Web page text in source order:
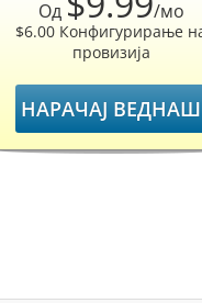
Од /мо
$6.00 Конфигурирање
провизија
НАРАЧАЈ ВЕДНАШ